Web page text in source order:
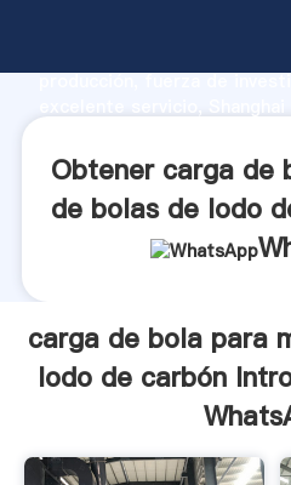
producción, fuerza de
valor y aporta valores a
Obtener carga de
de bolas de lodo
carga de bola para
lodo de carbón